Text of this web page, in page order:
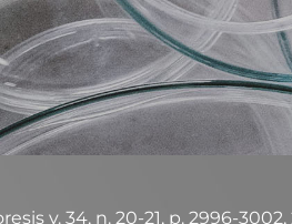
v. 34, n. 20-21, p. 2996-3002,